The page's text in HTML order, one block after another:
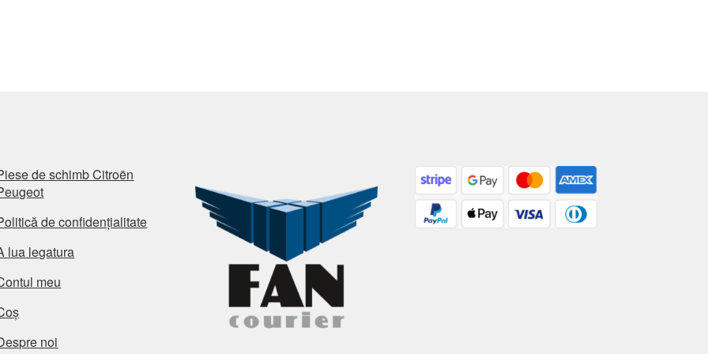
de schimb Citroën
de confidențialitate
lua legatura
meu
noi